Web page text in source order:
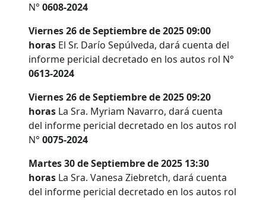
N° 0608-2024
Viernes 26 de Septiembre de 2025 09:00
horas El Sr. Darío Sepúlveda, dará cuenta del
informe pericial decretado en los autos rol N°
0613-2024
Viernes 26 de Septiembre de 2025 09:20
horas La Sra. Myriam Navarro, dará cuenta
del informe pericial decretado en los autos rol
N° 0075-2024
Martes 30 de Septiembre de 2025 13:30
horas La Sra. Vanesa Ziebretch, dará cuenta
del informe pericial decretado en los autos rol